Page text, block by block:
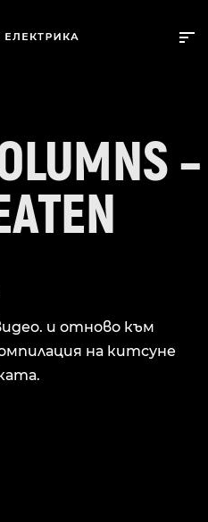
–
и отново към
на китсуне